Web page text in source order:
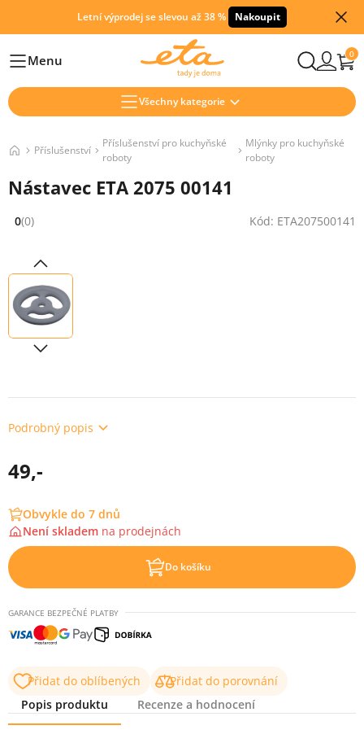
Letní výprodej se slevou až 38 % Nakoupit
HlavníMenu 0
Všechny kategorie
Příslušenství
Příslušenství pro kuchyňské
roboty
Mlýnky pro kuchyňské
roboty
Nástavec ETA 2075 00141
Hodnocení: 0 z 5 (0 recenzí)
0(0) Kód: ETA207500141
Podrobný popis
49,-
Obvykle do 7 dnů
Není skladem na prodejnách
Do košíku
GARANCE BEZPEČNÉ PLATBY
Přidat do oblíbených
Přidat do porovnání
Popis produktu
Recenze a hodnocení